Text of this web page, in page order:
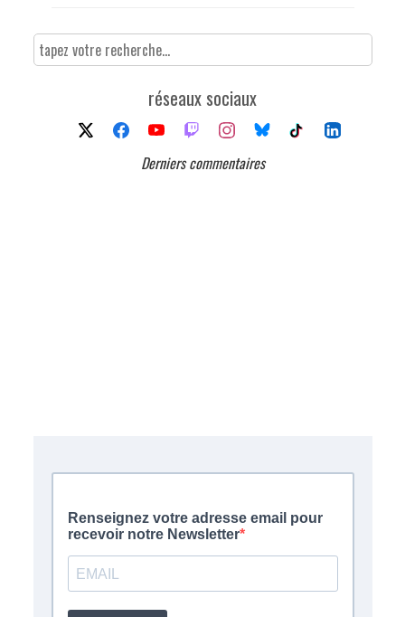
réseaux sociaux
Derniers commentaires